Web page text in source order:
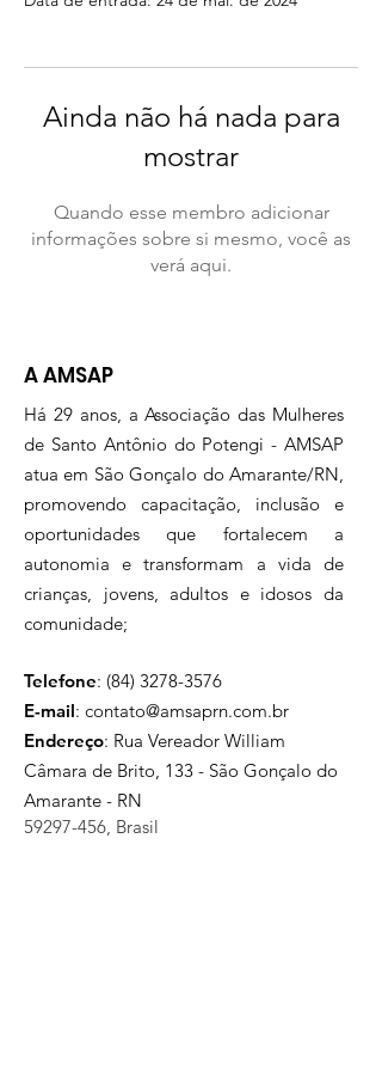
Ainda não há nada para
mostrar
Quando esse membro adicionar
informações sobre si mesmo, você as
verá aqui.
A AMSAP
Há 29 anos, a Associação das Mulheres
de Santo Antônio do Potengi - AMSAP
atua em São Gonçalo do Amarante/RN,
promovendo capacitação, inclusão e
oportunidades que fortalecem a
autonomia e transformam a vida de
crianças, jovens, adultos e idosos da
comunidade;
Telefone: (84) 3278-3576
E-mail: contato@amsaprn.com.br
Endereço: Rua Vereador William
Câmara de Brito, 133 - São Gonçalo do
Amarante - RN
59297-456, Brasil